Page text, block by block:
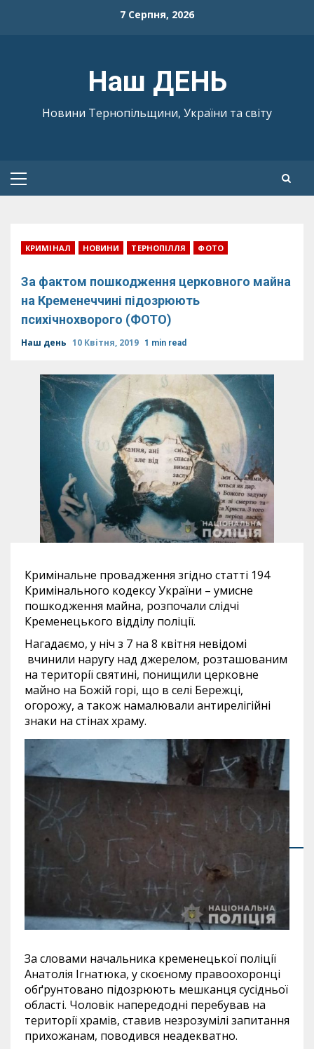
7 Серпня, 2026
Наш ДЕНЬ
Новини Тернопільщини, України та світу
Primary
КРИМІНАЛ НОВИНИ ТЕРНОПІЛЛЯ ФОТО
За фактом пошкодження церковного майна
на Кременеччині підозрюють
психічнохворого (ФОТО)
Наш день 10 Квітня, 2019 1 min read
Кримінальне провадження згідно статті 194
Кримінального кодексу України – умисне
пошкодження майна, розпочали слідчі
Кременецького відділу поліції.
Нагадаємо, у ніч з 7 на 8 квітня невідомі
вчинили наругу над джерелом, розташованим
на території святині, понищили церковне
майно на Божій горі, що в селі Бережці,
огорожу, а також намалювали антирелігійні
знаки на стінах храму.
За словами начальника кременецької поліції
Анатолія Ігнатюка, у скоєному правоохоронці
обґрунтовано підозрюють мешканця сусідньої
області. Чоловік напередодні перебував на
території храмів, ставив незрозумілі запитання
прихожанам, поводився неадекватно.